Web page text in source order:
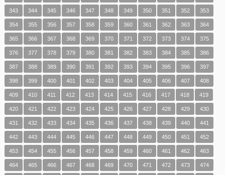
343 344 345 346 347 348 349 350 351 352 353
354 355 356 357 358 359 360 361 362 363 364
365 366 367 368 369 370 371 372 373 374 375
376 377 378 379 380 381 382 383 384 385 386
387 388 389 390 391 392 393 394 395 396 397
398 399 400 401 402 403 404 405 406 407 408
409 410 411 412 413 414 415 416 417 418 419
420 421 422 423 424 425 426 427 428 429 430
431 432 433 434 435 436 437 438 439 440 441
442 443 444 445 446 447 448 449 450 451 452
453 454 455 456 457 458 459 460 461 462 463
464 465 466 467 468 469 470 471 472 473 474